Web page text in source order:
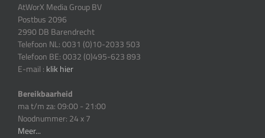
AtWorX Media Group BV
Postbus 2096
2990 DB Barendrecht
Telefoon NL: 0031 (0)10-2033 503
Telefoon BE: 0032 (0)495-623 893
E-mail : klik hier
Bereikbaarheid
ma t/m za: 09:00 - 21:00
Noodnummer: 24 x 7
Meer...